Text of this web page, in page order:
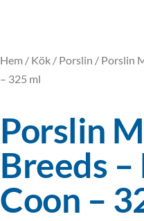
Hem / Kök / Porslin / Porslin
– 325 ml
Porslin
Breeds
Coon –